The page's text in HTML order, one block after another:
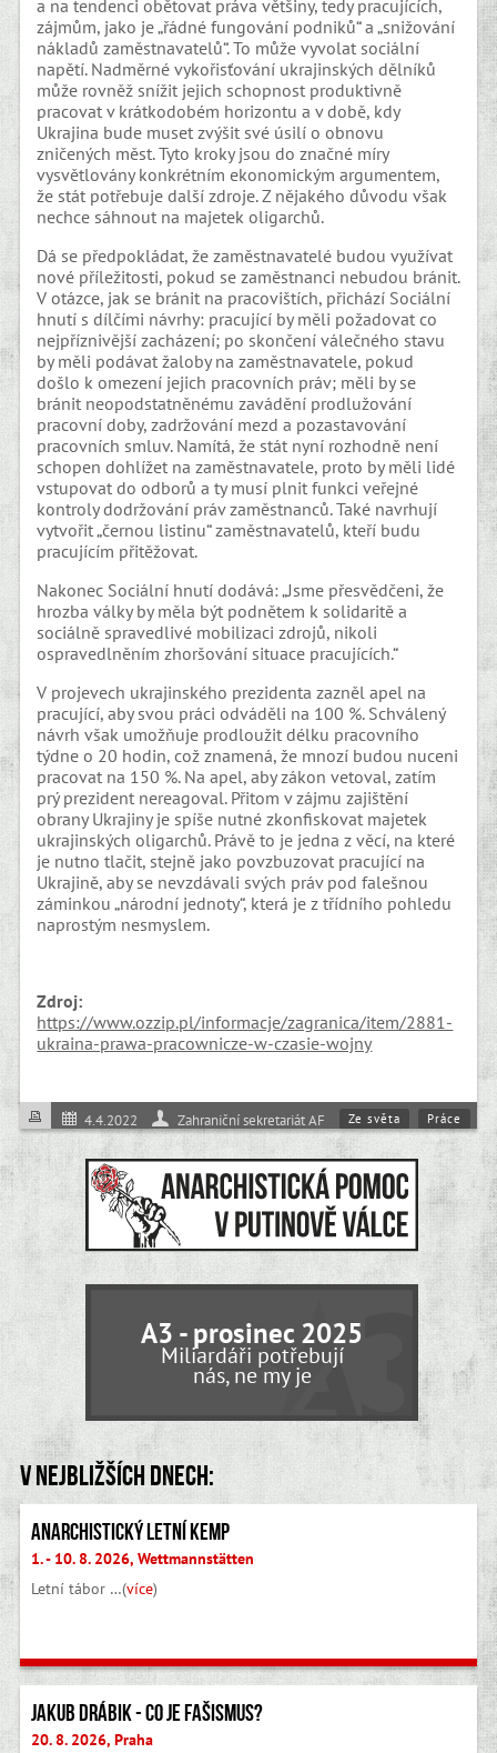
a na tendenci obětovat práva většiny, tedy pracujících,
zájmům, jako je „řádné fungování podniků“ a „snižování
nákladů zaměstnavatelů“. To může vyvolat sociální
napětí. Nadměrné vykořisťování ukrajinských dělníků
může rovněž snížit jejich schopnost produktivně
pracovat v krátkodobém horizontu a v době, kdy
Ukrajina bude muset zvýšit své úsilí o obnovu
zničených měst. Tyto kroky jsou do značné míry
vysvětlovány konkrétním ekonomickým argumentem,
že stát potřebuje další zdroje. Z nějakého důvodu však
nechce sáhnout na majetek oligarchů.
Dá se předpokládat, že zaměstnavatelé budou využívat
nové příležitosti, pokud se zaměstnanci nebudou bránit.
V otázce, jak se bránit na pracovištích, přichází Sociální
hnutí s dílčími návrhy: pracující by měli požadovat co
nejpříznivější zacházení; po skončení válečného stavu
by měli podávat žaloby na zaměstnavatele, pokud
došlo k omezení jejich pracovních práv; měli by se
bránit neopodstatněnému zavádění prodlužování
pracovní doby, zadržování mezd a pozastavování
pracovních smluv. Namítá, že stát nyní rozhodně není
schopen dohlížet na zaměstnavatele, proto by měli lidé
vstupovat do odborů a ty musí plnit funkci veřejné
kontroly dodržování práv zaměstnanců. Také navrhují
vytvořit „černou listinu“ zaměstnavatelů, kteří budu
pracujícím přitěžovat.
Nakonec Sociální hnutí dodává: „Jsme přesvědčeni, že
hrozba války by měla být podnětem k solidaritě a
sociálně spravedlivé mobilizaci zdrojů, nikoli
ospravedlněním zhoršování situace pracujících.“
V projevech ukrajinského prezidenta zazněl apel na
pracující, aby svou práci odváděli na 100 %. Schválený
návrh však umožňuje prodloužit délku pracovního
týdne o 20 hodin, což znamená, že mnozí budou nuceni
pracovat na 150 %. Na apel, aby zákon vetoval, zatím
prý prezident nereagoval. Přitom v zájmu zajištění
obrany Ukrajiny je spíše nutné zkonfiskovat majetek
ukrajinských oligarchů. Právě to je jedna z věcí, na které
je nutno tlačit, stejně jako povzbuzovat pracující na
Ukrajině, aby se nevzdávali svých práv pod falešnou
záminkou „národní jednoty“, která je z třídního pohledu
naprostým nesmyslem.
Zdroj:
https://www.ozzip.pl/informacje/zagranica/item/2881-
ukraina-prawa-pracownicze-w-czasie-wojny
4.4.2022 Zahraniční sekretariát AF Ze světa
Práce
Válka
A3 - prosinec 2025
Miliardáři potřebují
nás, ne my je
V nejbližších dnech:
Anarchistický letní kemp
1. - 10. 8. 2026, Wettmannstätten
Letní tábor …(více)
Jakub Drábik - Co je fašismus?
20. 8. 2026, Praha